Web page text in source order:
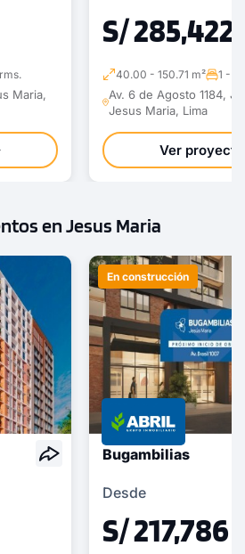
Maria,
S/ 285,422
40.00 - 150.71 m² 1 - 3
Av. 6 de Agosto 1184,
Jesus Maria, Lima
Ver proyecto
en Jesus Maria
En construcción
Bugambilias
Desde
S/ 217,786